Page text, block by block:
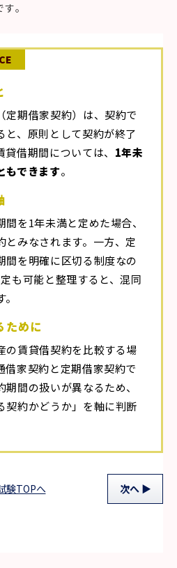
。
定期借家契約）は、契約で
と、原則として契約が終了
借期間については、 1年未
もできます。
を1年未満と定めた場合、
とみなされます。一方、定
間を明確に区切る制度なの
も可能と整理すると、混同
ために
の賃貸借契約を比較する場
借家契約と定期借家契約で
間の扱いが異なるため、
契約かどうか」を軸に判断
験TOPへ 次へ